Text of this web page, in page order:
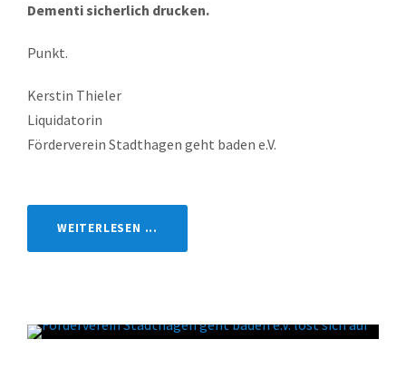
Dementi sicherlich drucken.
Punkt.
Kerstin Thieler
Liquidatorin
Förderverein Stadthagen geht baden e.V.
WEITERLESEN ...